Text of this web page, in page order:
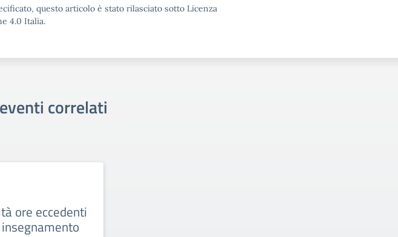
questo articolo è stato rilasciato sotto Licenza
4.0 Italia.
correlati
ore eccedenti